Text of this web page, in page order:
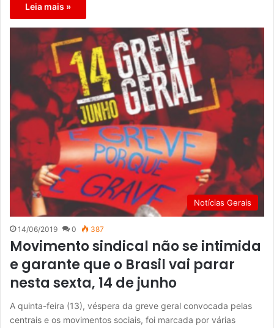
Leia mais »
Notícias Gerais
14/06/2019 0 387
Movimento sindical não se intimida
e garante que o Brasil vai parar
nesta sexta, 14 de junho
A quinta-feira (13), véspera da greve geral convocada pelas
centrais e os movimentos sociais, foi marcada por várias